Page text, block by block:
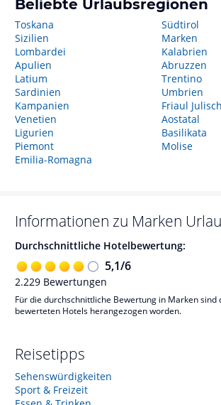
Beliebte Urlaubsregionen
Toskana
Sizilien
Lombardei
Apulien
Latium
Sardinien
Kampanien
Venetien
Ligurien
Piemont
Emilia-Romagna
Südtirol
Marken
Kalabrien
Abruzzen
Trentino
Umbrien
Friaul
Aostatal
Basilikata
Molise
Informationen zu Marken
Durchschnittliche Hotelbewertung:
5,1/6
2.229 Bewertungen
Für die durchschnittliche Bewertung in Marken sind
bewerteten Hotels herangezogen worden.
Reisetipps
Sehenswürdigkeiten
Sport & Freizeit